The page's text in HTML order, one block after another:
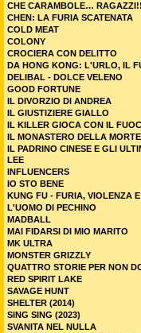
CHE CARAMBOLE…
CHEN: LA FURIA SCATENATA
COLD MEAT
COLONY
CROCIERA CON DELITTO
DA HONG KONG: L'URLO, IL
DELIBAL - DOLCE VELENO
GOOD FORTUNE
IL DIVORZIO DI ANDREA
IL GIUSTIZIERE GIALLO
IL KILLER GIOCA CON IL
IL MONASTERO DELLA MORTE
IL PADRINO CINESE E GLI
LEE
INFLUENCERS
IO STO BENE
KUNG FU - FURIA, VIOLENZA
L'UOMO DI PECHINO
MADBALL
MAI FIDARSI DI MIO MARITO
MK ULTRA
MONSTER GRIZZLY
QUATTRO STORIE PER NON
RED SPIRIT LAKE
SAVAGE HUNT
SHELTER (2014)
SING SING (2023)
SVANITA NEL NULLA